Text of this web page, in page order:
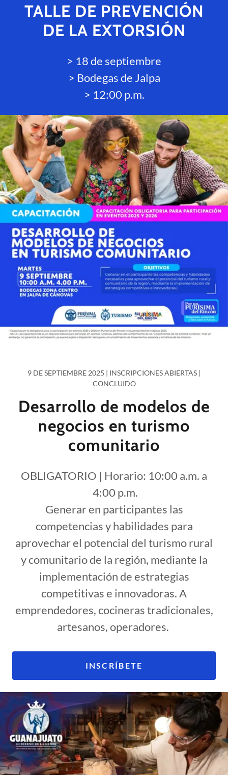
TALLE DE PREVENCIÓN
DE LA EXTORSIÓN
> 18 de septiembre
> Bodegas de Jalpa
> 12:00 p.m.
9 DE SEPTIEMBRE 2025 | INSCRIPCIONES ABIERTAS |
CONCLUIDO
Desarrollo de modelos de
negocios en turismo
comunitario
OBLIGATORIO | Horario: 10:00 a.m. a
4:00 p.m.
Generar en participantes las
competencias y habilidades para
aprovechar el potencial del turismo rural
y comunitario de la región, mediante la
implementación de estrategias
competitivas e innovadoras. A
emprendedores, cocineras tradicionales,
artesanos, operadores.
INSCRÍBETE